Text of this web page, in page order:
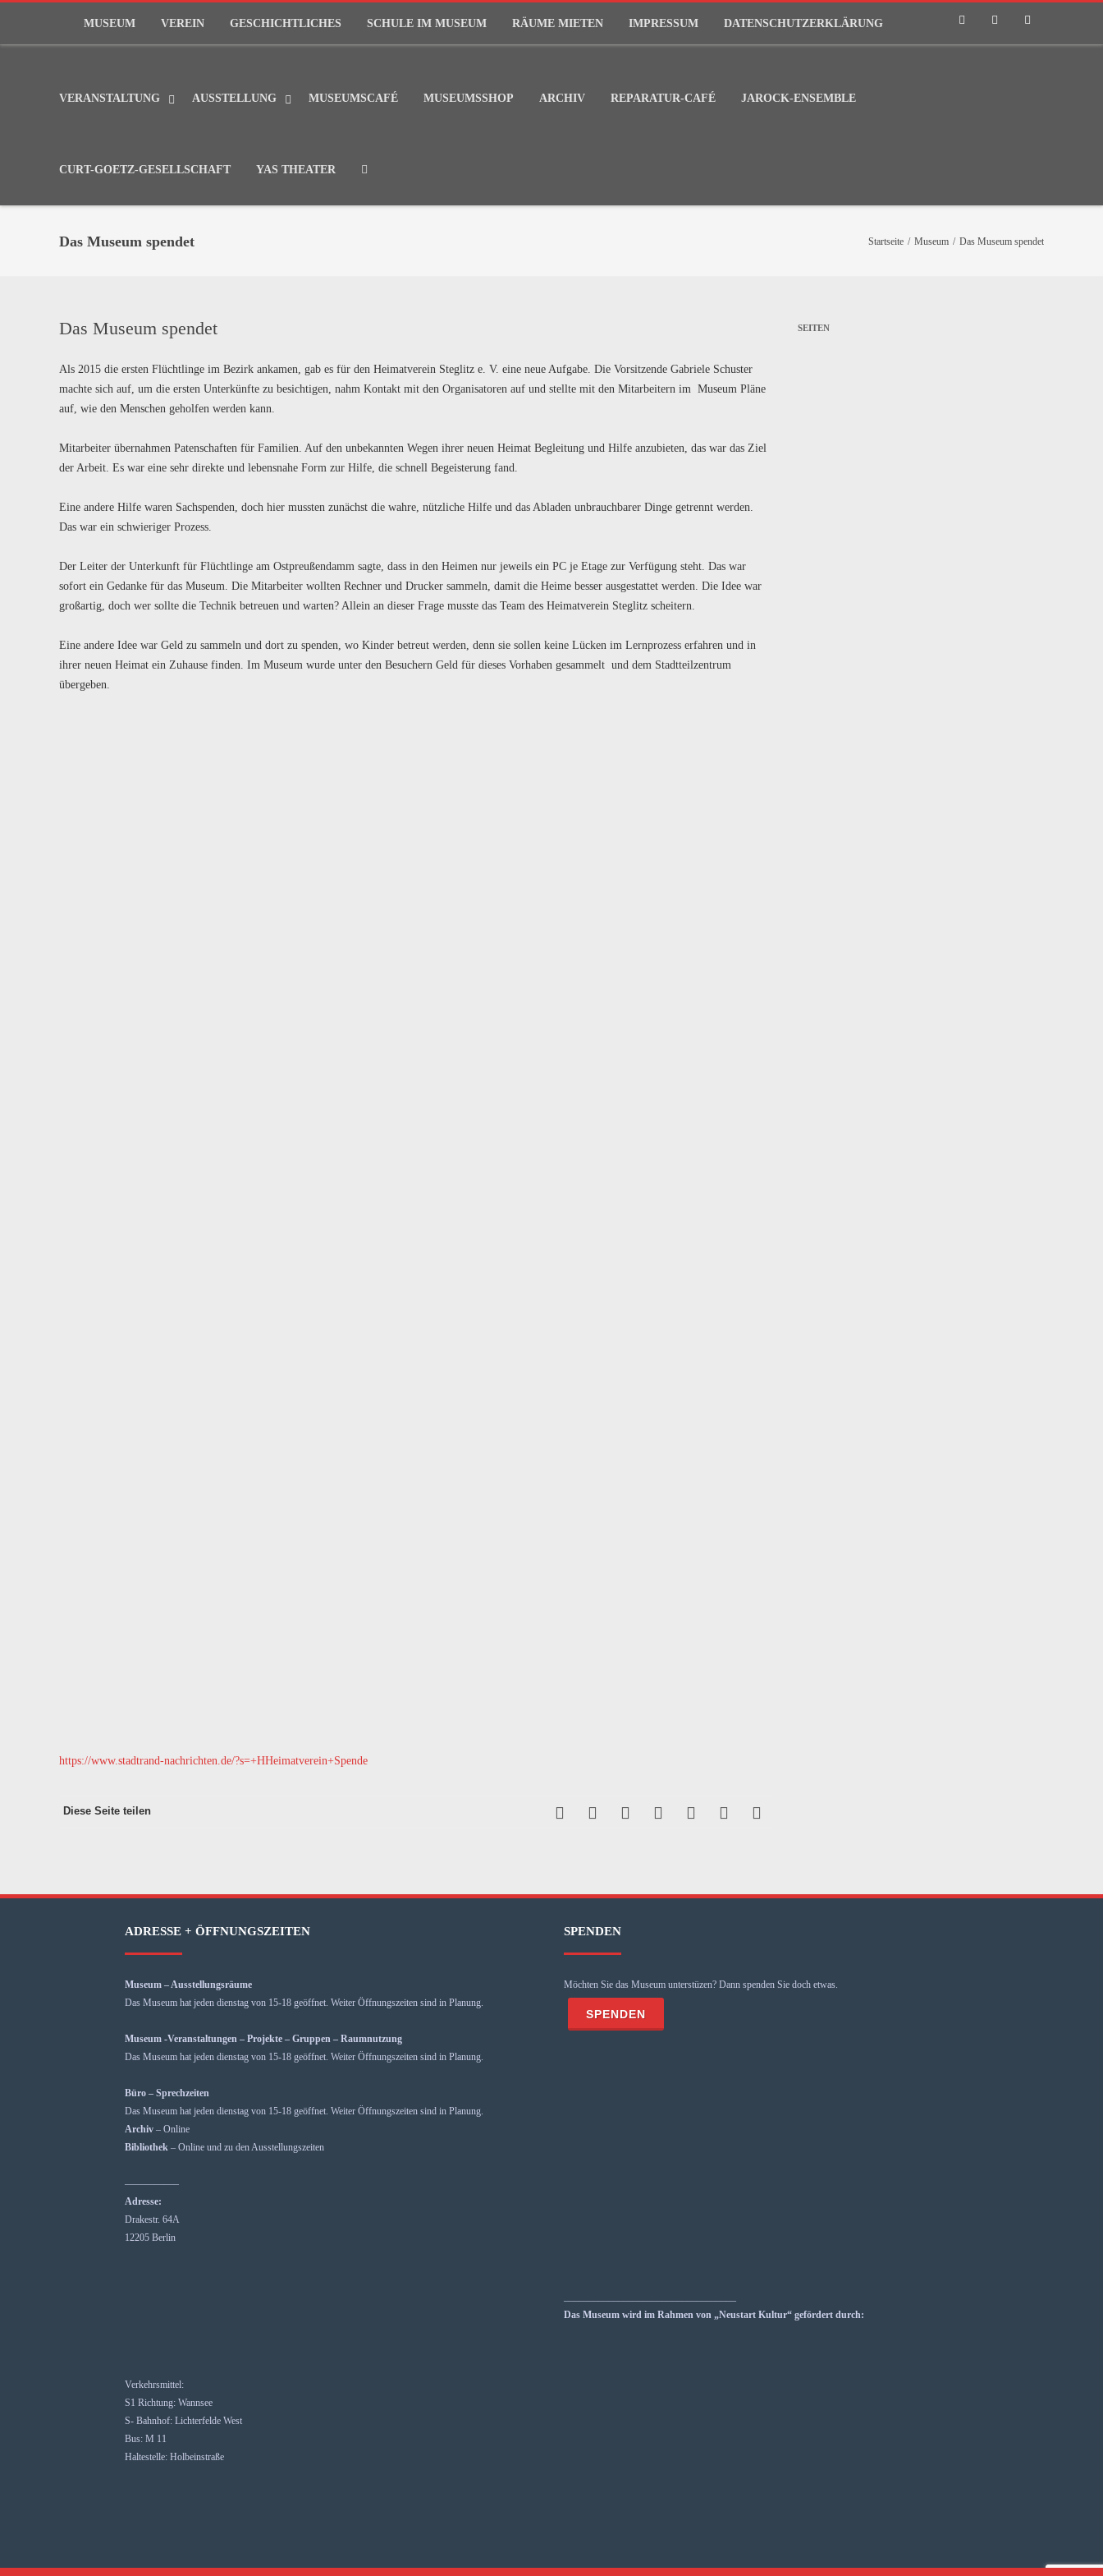
MUSEUM VEREIN GESCHICHTLICHES SCHULE IM MUSEUM RÄUME MIETEN IMPRESSUM DATENSCHUTZERKLÄRUNG
VERANSTALTUNG AUSSTELLUNG MUSEUMSCAFÉ MUSEUMSSHOP ARCHIV REPARATUR-CAFÉ JAROCK-ENSEMBLE
CURT-GOETZ-GESELLSCHAFT YAS THEATER
Das Museum spendet Startseite / Museum / Das Museum spendet
Das Museum spendet
Als 2015 die ersten Flüchtlinge im Bezirk ankamen, gab es für den Heimatverein Steglitz e. V. eine neue Aufgabe. Die Vorsitzende Gabriele Schuster
machte sich auf, um die ersten Unterkünfte zu besichtigen, nahm Kontakt mit den Organisatoren auf und stellte mit den Mitarbeitern im Museum Pläne
auf, wie den Menschen geholfen werden kann.
Mitarbeiter übernahmen Patenschaften für Familien. Auf den unbekannten Wegen ihrer neuen Heimat Begleitung und Hilfe anzubieten, das war das Ziel
der Arbeit. Es war eine sehr direkte und lebensnahe Form zur Hilfe, die schnell Begeisterung fand.
Eine andere Hilfe waren Sachspenden, doch hier mussten zunächst die wahre, nützliche Hilfe und das Abladen unbrauchbarer Dinge getrennt werden.
Das war ein schwieriger Prozess.
Der Leiter der Unterkunft für Flüchtlinge am Ostpreußendamm sagte, dass in den Heimen nur jeweils ein PC je Etage zur Verfügung steht. Das war
sofort ein Gedanke für das Museum. Die Mitarbeiter wollten Rechner und Drucker sammeln, damit die Heime besser ausgestattet werden. Die Idee war
großartig, doch wer sollte die Technik betreuen und warten? Allein an dieser Frage musste das Team des Heimatverein Steglitz scheitern.
Eine andere Idee war Geld zu sammeln und dort zu spenden, wo Kinder betreut werden, denn sie sollen keine Lücken im Lernprozess erfahren und in
ihrer neuen Heimat ein Zuhause finden. Im Museum wurde unter den Besuchern Geld für dieses Vorhaben gesammelt und dem Stadtteilzentrum
übergeben.
https://www.stadtrand-nachrichten.de/?s=+HHeimatverein+Spende
Diese Seite teilen
SEITEN
ADRESSE + ÖFFNUNGSZEITEN
Museum – Ausstellungsräume
Das Museum hat jeden dienstag von 15-18 geöffnet. Weiter Öffnungszeiten sind in Planung.
Museum -Veranstaltungen – Projekte – Gruppen – Raumnutzung
Das Museum hat jeden dienstag von 15-18 geöffnet. Weiter Öffnungszeiten sind in Planung.
Büro – Sprechzeiten
Das Museum hat jeden dienstag von 15-18 geöffnet. Weiter Öffnungszeiten sind in Planung.
Archiv – Online
Bibliothek – Online und zu den Ausstellungszeiten
—————–
Adresse:
Drakestr. 64A
12205 Berlin
Verkehrsmittel:
S1 Richtung: Wannsee
S- Bahnhof: Lichterfelde West
Bus: M 11
Haltestelle: Holbeinstraße
SPENDEN
Möchten Sie das Museum unterstüzen? Dann spenden Sie doch etwas.
Das Museum wird im Rahmen von „Neustart Kultur“ gefördert durch: